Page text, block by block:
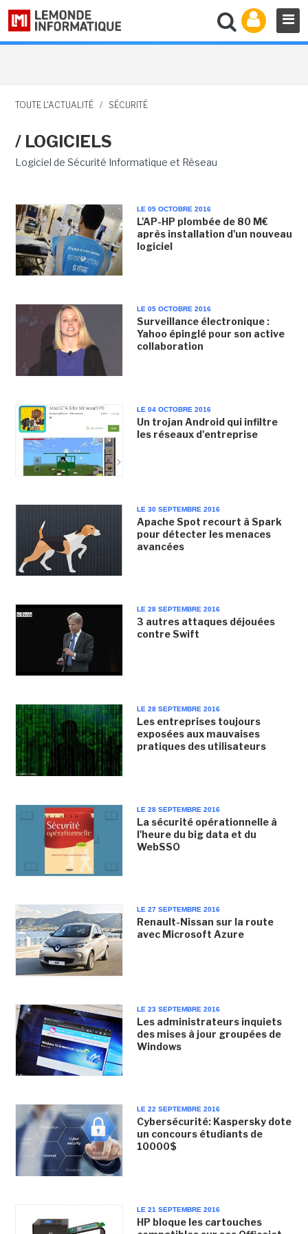
TOUTE L'ACTUALITÉ / SÉCURITÉ
/ LOGICIELS
Logiciel de Sécurité Informatique et Réseau
LE 05 OCTOBRE 2016
L'AP-HP plombée de 80 M€
après installation d'un nouveau
logiciel
LE 05 OCTOBRE 2016
Surveillance électronique :
Yahoo épinglé pour son active
collaboration
LE 04 OCTOBRE 2016
Un trojan Android qui infiltre
les réseaux d'entreprise
LE 30 SEPTEMBRE 2016
Apache Spot recourt à Spark
pour détecter les menaces
avancées
LE 28 SEPTEMBRE 2016
3 autres attaques déjouées
contre Swift
LE 28 SEPTEMBRE 2016
Les entreprises toujours
exposées aux mauvaises
pratiques des utilisateurs
LE 28 SEPTEMBRE 2016
La sécurité opérationnelle à
l'heure du big data et du
WebSSO
LE 27 SEPTEMBRE 2016
Renault-Nissan sur la route
avec Microsoft Azure
LE 23 SEPTEMBRE 2016
Les administrateurs inquiets
des mises à jour groupées de
Windows
LE 22 SEPTEMBRE 2016
Cybersécurité: Kaspersky dote
un concours étudiants de
10000$
LE 21 SEPTEMBRE 2016
HP bloque les cartouches